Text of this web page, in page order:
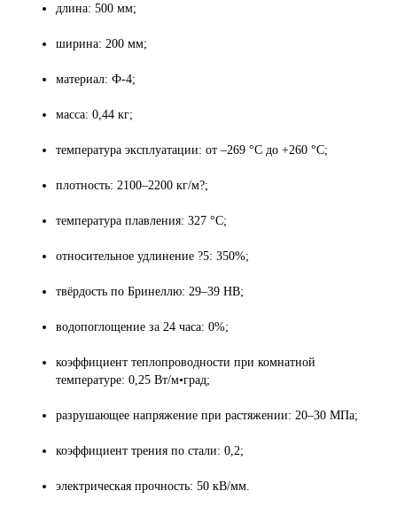
длина: 500 мм;
ширина: 200 мм;
материал: Ф-4;
масса: 0,44 кг;
температура эксплуатации: от –269 °C до +260 °C;
плотность: 2100–2200 кг/м?;
температура плавления: 327 °C;
относительное удлинение ?5: 350%;
твёрдость по Бринеллю: 29–39 HB;
водопоглощение за 24 часа: 0%;
коэффициент теплопроводности при комнатной
температуре: 0,25 Вт/м•град;
разрушающее напряжение при растяжении: 20–30 МПа;
коэффициент трения по стали: 0,2;
электрическая прочность: 50 кВ/мм.